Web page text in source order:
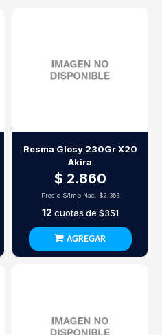
Resma Glosy 230Gr X20
Akira
$ 2.860
Precio S/Imp.Nac. $2.363
12cuotas de $351
AGREGAR